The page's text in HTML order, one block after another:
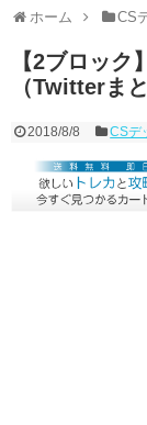
ホーム CS
【2ブロッ
（Twitterまと
2018/8/8 CSデ